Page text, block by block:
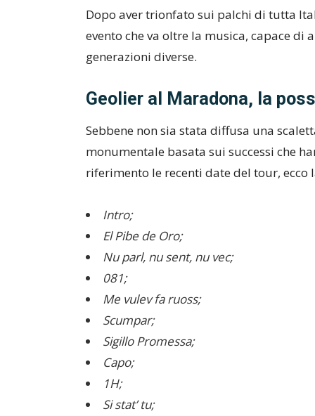
Dopo aver trionfato sui palchi di tutta
evento che va oltre la musica, capace
generazioni diverse.
Geolier al Maradona, la
Sebbene non sia stata diffusa una
monumentale basata sui successi che
riferimento le recenti date del tour,
Intro;
El Pibe de Oro;
Nu parl, nu sent, nu vec;
081;
Me vulev fa ruoss;
Scumpar;
Sigillo Promessa;
Capo;
1H;
Si stat’ tu;